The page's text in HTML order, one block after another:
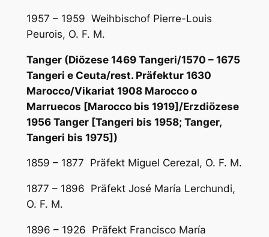
1957 – 1959 Weihbischof Pierre-Louis
Peurois, O. F. M.
Tanger (Diözese 1469 Tangeri/1570 – 1675
Tangeri e Ceuta/rest. Präfektur 1630
Marocco/Vikariat 1908 Marocco o
Marruecos [Marocco bis 1919]/Erzdiözese
1956 Tanger [Tangeri bis 1958; Tanger,
Tangeri bis 1975])
1859 – 1877 Präfekt Miguel Cerezal, O. F. M.
1877 – 1896 Präfekt José María Lerchundi,
O. F. M.
1896 – 1926 Präfekt Francisco María